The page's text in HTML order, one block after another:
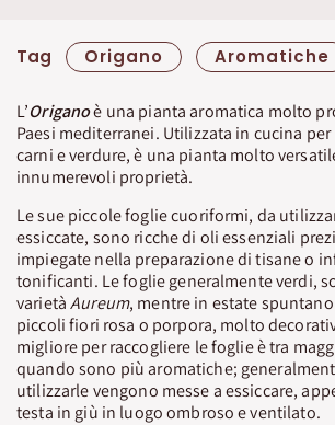
Tag Origano Aromatiche
L’Origanoè una pianta aromatica molto
Paesi mediterranei. Utilizzata in cucina
carni e verdure, è una pianta molto
innumerevoli proprietà.
Le sue piccole foglie cuoriformi, da
essiccate, sono ricche di oli essenziali
impiegate nella preparazione di tisane o
tonificanti. Le foglie generalmente verdi,
varietàAureum, mentre in estate
piccoli fiori rosa o porpora, molto
migliore per raccogliere le foglie è tra
quando sono più aromatiche;
utilizzarle vengono messe a essiccare,
testa in giù in luogo ombroso e ventilato.